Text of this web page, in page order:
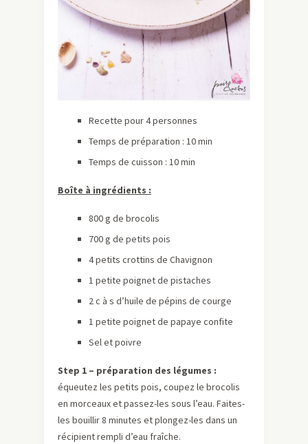
Recette pour 4 personnes
Temps de préparation : 10 min
Temps de cuisson : 10 min
Boîte à ingrédients :
800 g de brocolis
700 g de petits pois
4 petits crottins de Chavignon
1 petite poignet de pistaches
2 c à s d’huile de pépins de courge
1 petite poignet de papaye confite
Sel et poivre
Step 1 – préparation des légumes :
équeutez les petits pois, coupez le brocolis
en morceaux et passez-les sous l’eau. Faites-
les bouillir 8 minutes et plongez-les dans un
récipient rempli d’eau fraîche.